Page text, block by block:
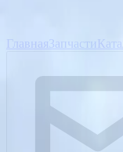
Главная Запчасти